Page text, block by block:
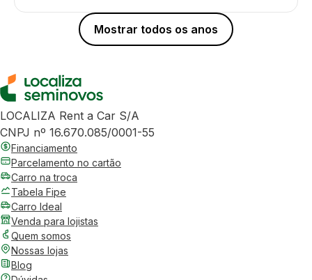
Mostrar todos os anos
LOCALIZA Rent a Car S/A
CNPJ nº 16.670.085/0001-55
Financiamento
Parcelamento no cartão
Carro na troca
Tabela Fipe
Carro Ideal
Venda para lojistas
Quem somos
Nossas lojas
Blog